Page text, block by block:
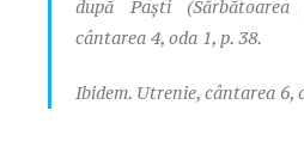
după Paşti (Sărbătoarea
cântarea 4, oda 1, p. 38.
Ibidem. Utrenie, cântarea 6,